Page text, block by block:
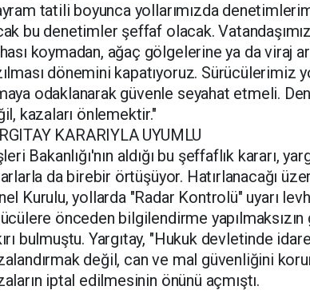
tatili boyunca yollarımızda
bu denetimler şeffaf olacak.
koymadan, ağaç gölgelerine ya da viraj
dönemini kapatıyoruz. Sürücülerimiz
odaklanarak güvenle seyahat etmeli.
kazaları önlemektir."
KARARIYLA UYUMLU
Bakanlığı'nın aldığı bu şeffaflık kararı,
da birebir örtüşüyor. Hatırlanacağı
Kurulu, yollarda "Radar Kontrolü" uyarı
önceden bilgilendirme
bulmuştu. Yargıtay, "Hukuk devletinde
değil, can ve mal güvenliğini
iptal edilmesinin önünü açmıştı.